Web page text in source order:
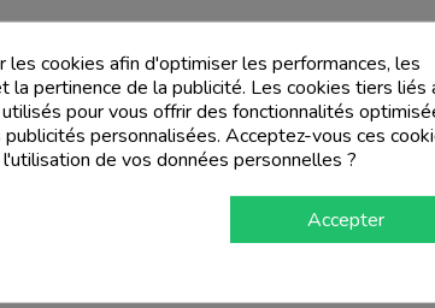
les cookies afin d'optimiser les performances, les
la pertinence de la publicité. Les cookies tiers liés
pour vous offrir des fonctionnalités
personnalisées. Acceptez-vous ces
de vos données personnelles ?
Accepter